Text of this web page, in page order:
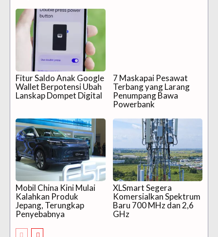
Fitur Saldo Anak Google
Wallet Berpotensi Ubah
Lanskap Dompet Digital
7 Maskapai Pesawat
Terbang yang Larang
Penumpang Bawa
Powerbank
Mobil China Kini Mulai
Kalahkan Produk
Jepang, Terungkap
Penyebabnya
XLSmart Segera
Komersialkan Spektrum
Baru 700 MHz dan 2,6
GHz